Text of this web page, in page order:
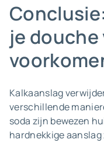
je
Kalkaanslag
verschillende
soda zijn bewezen
hardnekkige